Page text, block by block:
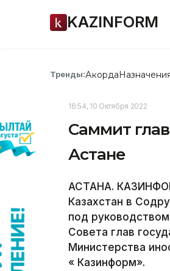
KAZINFORM
Тренды:Акорда
16:54, 10 Октября 2022
Саммит
Астане
АСТАНА.
Казахстан в
под
Совета глав
Министерства
« Казинформ».